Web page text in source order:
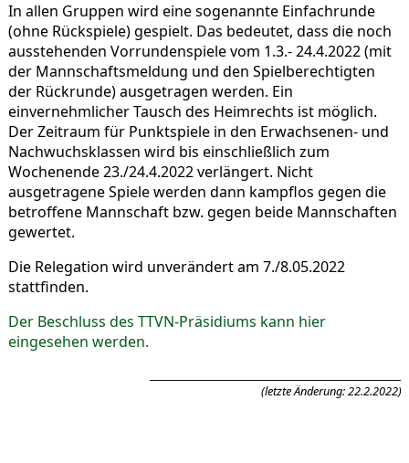
In allen Gruppen wird eine sogenannte Einfachrunde
(ohne Rückspiele) gespielt. Das bedeutet, dass die noch
ausstehenden Vorrundenspiele vom 1.3.- 24.4.2022 (mit
der Mannschaftsmeldung und den Spielberechtigten
der Rückrunde) ausgetragen werden. Ein
einvernehmlicher Tausch des Heimrechts ist möglich.
Der Zeitraum für Punktspiele in den Erwachsenen- und
Nachwuchsklassen wird bis einschließlich zum
Wochenende 23./24.4.2022 verlängert. Nicht
ausgetragene Spiele werden dann kampflos gegen die
betroffene Mannschaft bzw. gegen beide Mannschaften
gewertet.
Die Relegation wird unverändert am 7./8.05.2022
stattfinden.
Der Beschluss des TTVN-Präsidiums kann hier
eingesehen werden.
(letzte Änderung: 22.2.2022)